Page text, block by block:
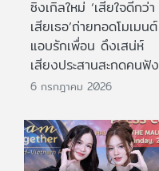
ซิงเกิลใหม่ ‘เสียใจดีกว่า
เสียเธอ’ถ่ายทอดโมเมนต์
แอบรักเพื่อน ดึงเสน่ห์
เสียงประสานสะกดคนฟัง
6 กรกฎาคม 2026